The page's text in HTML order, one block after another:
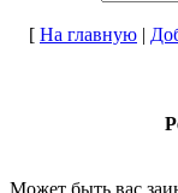
[ На главную |
Может быть вас